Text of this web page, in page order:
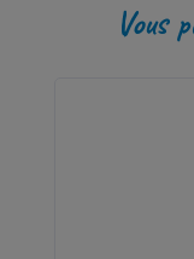
Vous